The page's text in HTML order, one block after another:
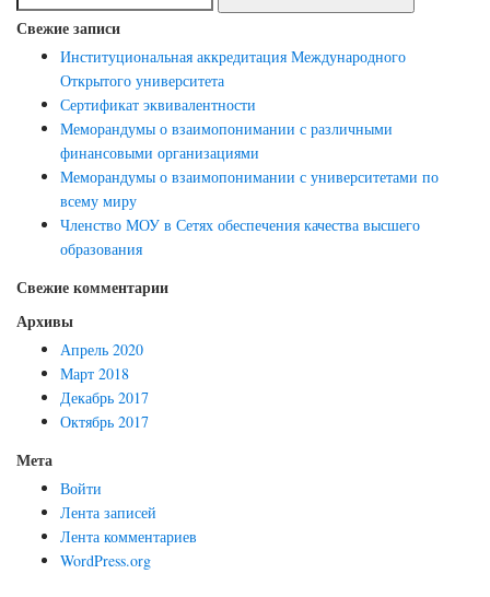
Свежие записи
Институциональная аккредитация Международного
Открытого университета
Сертификат эквивалентности
Меморандумы о взаимопонимании с различными
финансовыми организациями
Меморандумы о взаимопонимании с университетами по
всему миру
Членство МОУ в Сетях обеспечения качества высшего
образования
Свежие комментарии
Архивы
Апрель 2020
Март 2018
Декабрь 2017
Октябрь 2017
Мета
Войти
Лента записей
Лента комментариев
WordPress.org